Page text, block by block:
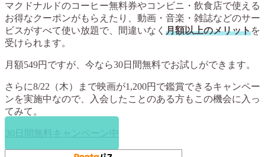
マクドナルドのコーヒー無料券やコンビニ・飲食店で使える
お得なクーポンがもらえたり、動画・音楽・雑誌などのサー
ビスがすべて使い放題で、間違いなく 月額以上のメリットを
受けられます。
月額549円ですが、今なら30日間無料でお試しができます。
さらに8/22（木）まで映画が1,200円で鑑賞できるキャンペー
ンを実施中なので、入会したことのある方もこの機会に入っ
てみて。
30日間無料キャンペーン中